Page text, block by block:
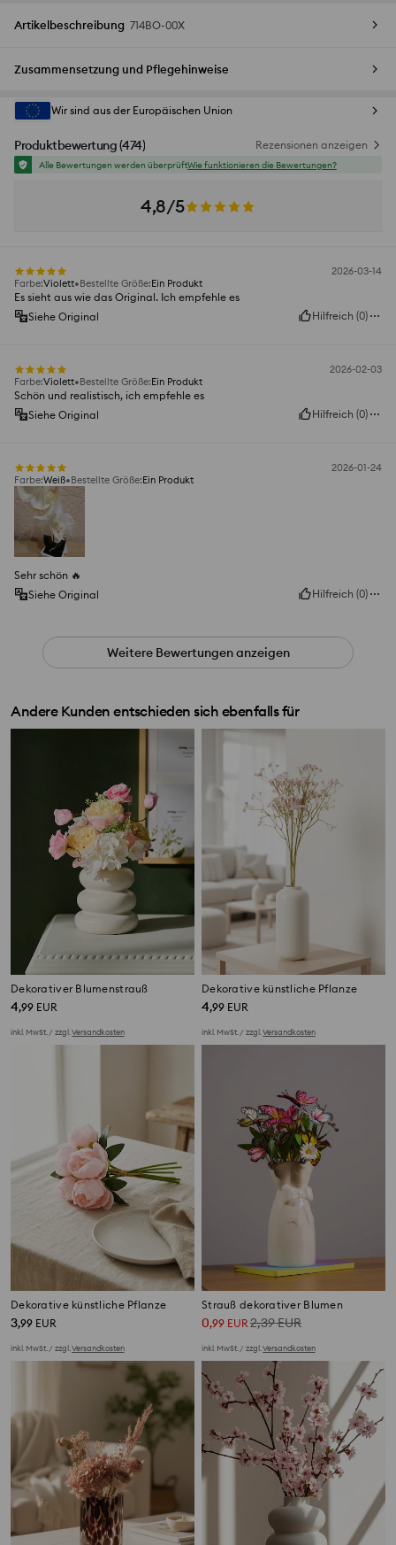
Artikelbeschreibung 714BO-00X
Zusammensetzung und Pflegehinweise
Wir sind aus der Europäischen Union
Produktbewertung(474) Rezensionen anzeigen
Alle Bewertungen werden überprüftWie funktionieren die Bewertungen?
4,8/5
2026-03-14
Farbe:Violett Bestellte Größe:Ein Produkt
Es sieht aus wie das Original. Ich empfehle es
Siehe Original
Hilfreich (0)
2026-02-03
Farbe:Violett Bestellte Größe:Ein Produkt
Schön und realistisch, ich empfehle es
Siehe Original
Hilfreich (0)
2026-01-24
Farbe:Weiß Bestellte Größe:Ein Produkt
Sehr schön 🔥
Siehe Original
Hilfreich (0)
Weitere Bewertungen anzeigen
Andere Kunden entschieden sich ebenfalls für
Dekorativer Blumenstrauß
4,99 EUR
inkl. MwSt. / zzgl.Versandkosten
Dekorative künstliche Pflanze
4,99 EUR
inkl. MwSt. / zzgl.Versandkosten
Dekorative künstliche Pflanze
3,99 EUR
inkl. MwSt. / zzgl.Versandkosten
Strauß dekorativer Blumen
0,99 EUR 2,39EUR
inkl. MwSt. / zzgl.Versandkosten